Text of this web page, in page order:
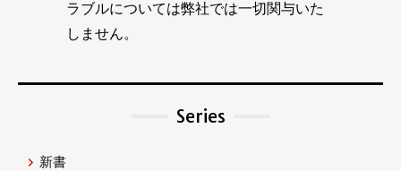
ラブルについては弊社では一切関与いた
しません。
Series
新書